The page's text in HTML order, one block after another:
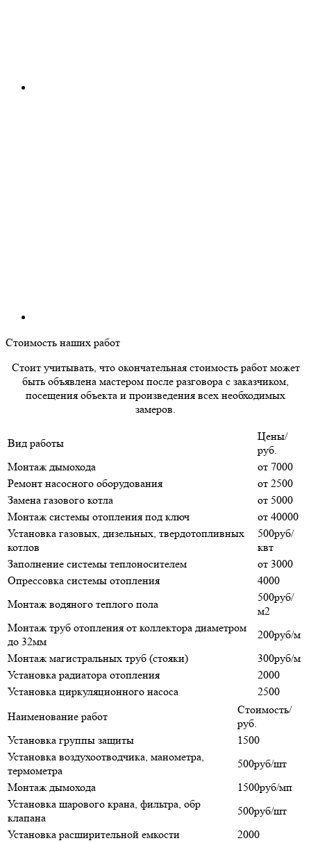
Стоимость наших работ
Стоит учитывать, что окончательная стоимость работ может
быть объявлена мастером после разговора с заказчиком,
посещения объекта и произведения всех необходимых
замеров.
Вид работы
Цены/
руб.
Монтаж дымохода
от 7000
Ремонт насосного оборудования
от 2500
Замена газового котла
от 5000
Монтаж системы отопления под ключ
от 40000
Установка газовых, дизельных, твердотопливных
котлов
500руб/
квт
Заполнение системы теплоносителем
от 3000
Опрессовка системы отопления
4000
Монтаж водяного теплого пола
500руб/
м2
Монтаж труб отопления от коллектора диаметром
до 32мм
200руб/м
Монтаж магистральных труб (стояки)
300руб/м
Установка радиатора отопления
2000
Установка циркуляционного насоса
2500
Наименование работ
Стоимость/
руб.
Установка группы защиты
1500
Установка воздухоотводчика, манометра,
термометра
500руб/шт
Монтаж дымохода
1500руб/мп
Установка шарового крана, фильтра, обр
клапана
500руб/шт
Установка расширительной емкости
2000